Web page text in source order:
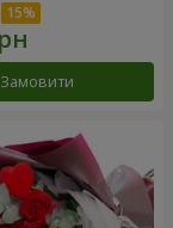
Замовити